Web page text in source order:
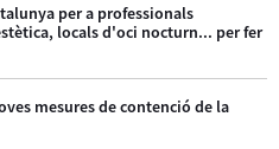
per a professionals
locals d'oci nocturn... per fer
mesures de contenció de la